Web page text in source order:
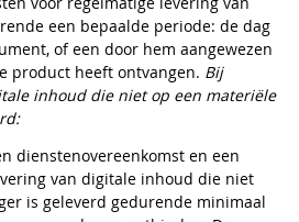
een bepaalde periode: de dag
of een door hem aangewezen
product heeft ontvangen. Bij
inhoud die niet op een materiële
dienstenovereenkomst en een
van digitale inhoud die niet
is geleverd gedurende minimaal